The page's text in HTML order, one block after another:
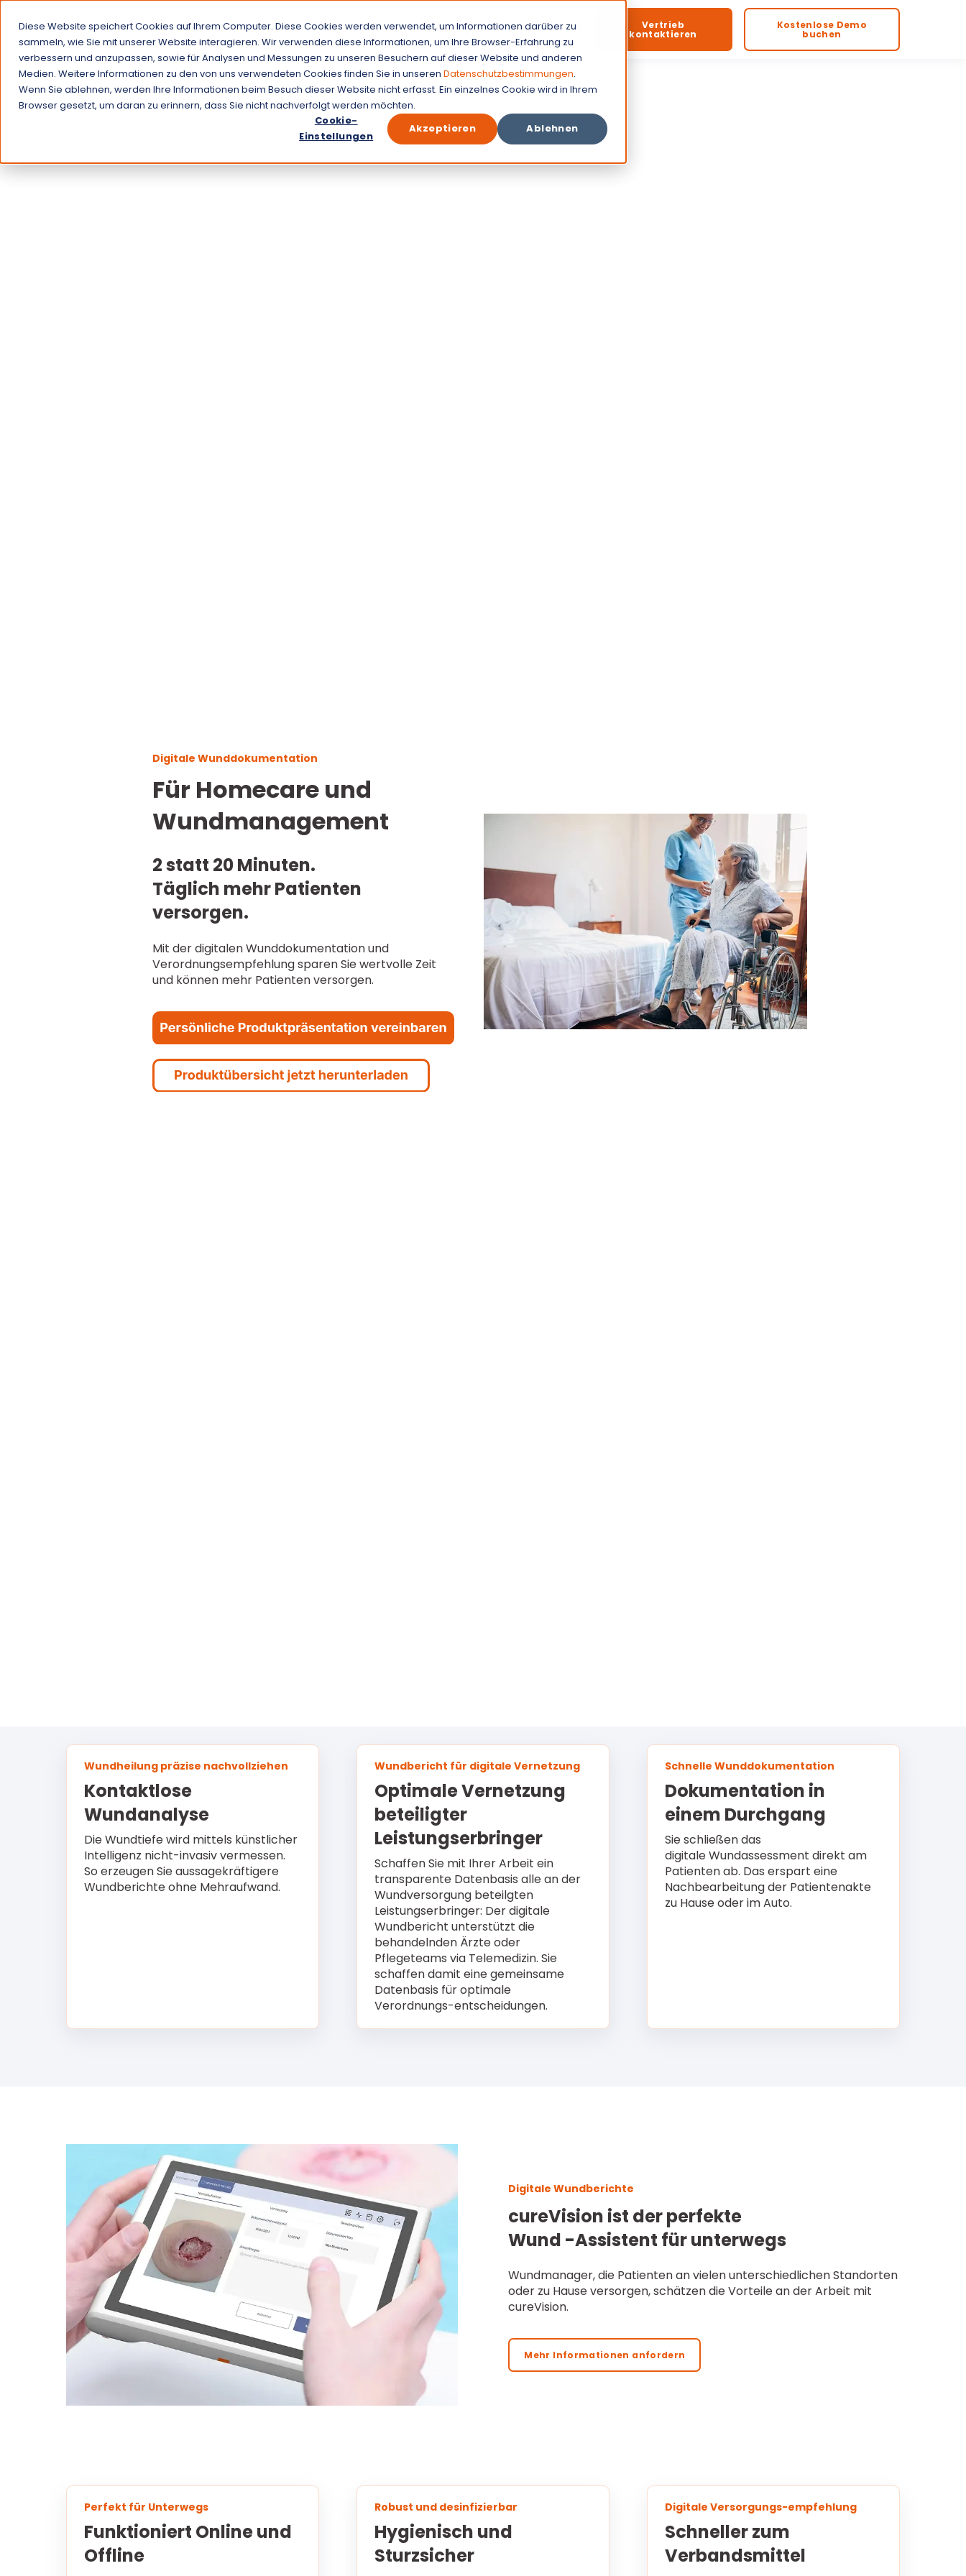
Diese Website speichert Cookies auf Ihrem Computer. Diese Cookies werden verwendet, um Informationen darüber zu
sammeln, wie Sie mit unserer Website interagieren. Wir verwenden diese Informationen, um Ihre Browser-Erfahrung zu
verbessern und anzupassen, sowie für Analysen und Messungen zu unseren Besuchern auf dieser Website und anderen
Medien. Weitere Informationen zu den von uns verwendeten Cookies finden Sie in unseren Datenschutzbestimmungen.
Wenn Sie ablehnen, werden Ihre Informationen beim Besuch dieser Website nicht erfasst. Ein einzelnes Cookie wird in Ihrem
Browser gesetzt, um daran zu erinnern, dass Sie nicht nachverfolgt werden möchten.
Cookie-
Einstellungen
Akzeptieren Ablehnen
Anwendung Features Preise Service Vertrieb
kontaktieren
Kostenlose Demo
buchen
Digitale Wunddokumentation
Für Homecare und
Wundmanagement
2 statt 20 Minuten.
Täglich mehr Patienten
versorgen.
Mit der digitalen Wunddokumentation und
Verordnungsempfehlung sparen Sie wertvolle Zeit
und können mehr Patienten versorgen.
Wundheilung präzise nachvollziehen
Kontaktlose
Wundanalyse
Die Wundtiefe wird mittels künstlicher
Intelligenz nicht-invasiv vermessen.
So erzeugen Sie aussagekräftigere
Wundberichte ohne Mehraufwand.
Wundbericht für digitale Vernetzung
Optimale Vernetzung
beteiligter
Leistungserbringer
Schaffen Sie mit Ihrer Arbeit ein
transparente Datenbasis alle an der
Wundversorgung beteilgten
Leistungserbringer: Der digitale
Wundbericht unterstützt die
behandelnden Ärzte oder
Pflegeteams via Telemedizin. Sie
schaffen damit eine gemeinsame
Datenbasis für optimale
Verordnungs-entscheidungen.
Schnelle Wunddokumentation
Dokumentation in
einem Durchgang
Sie schließen das
digitale Wundassessment direkt am
Patienten ab. Das erspart eine
Nachbearbeitung der Patientenakte
zu Hause oder im Auto.
Digitale Wundberichte
cureVision ist der perfekte
Wund -Assistent für unterwegs
Wundmanager, die Patienten an vielen unterschiedlichen Standorten
oder zu Hause versorgen, schätzen die Vorteile an der Arbeit mit
cureVision.
Mehr Informationen anfordern
Perfekt für Unterwegs
Funktioniert Online und
Offline
Robust und desinfizierbar
Hygienisch und
Sturzsicher
Digitale Versorgungs-empfehlung
Schneller zum
Verbandsmittel